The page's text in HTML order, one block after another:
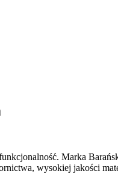
Marka
wysokiej jakości